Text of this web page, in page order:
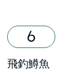
飛釣鱒魚